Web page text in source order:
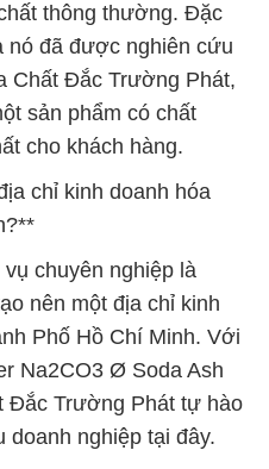
thông thường. Đặc
nó đã được nghiên cứu
Chất Đắc Trường Phát,
sản phẩm có chất
cho khách hàng.
chỉ kinh doanh hóa
chuyên nghiệp là
nên một địa chỉ kinh
Phố Hồ Chí Minh. Với
Na2CO3 Ø Soda Ash
Đắc Trường Phát tự hào
doanh nghiệp tại đây.